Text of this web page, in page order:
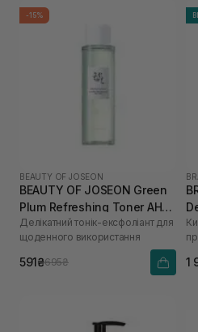
-15%
BEAUTY OF JOSEON
BEAUTY OF JOSEON Green
Plum Refreshing Toner AHA
+ BHA 150 мл
Делікатний тонік-ексфоліант для
щоденного використання
591₴695₴ 1